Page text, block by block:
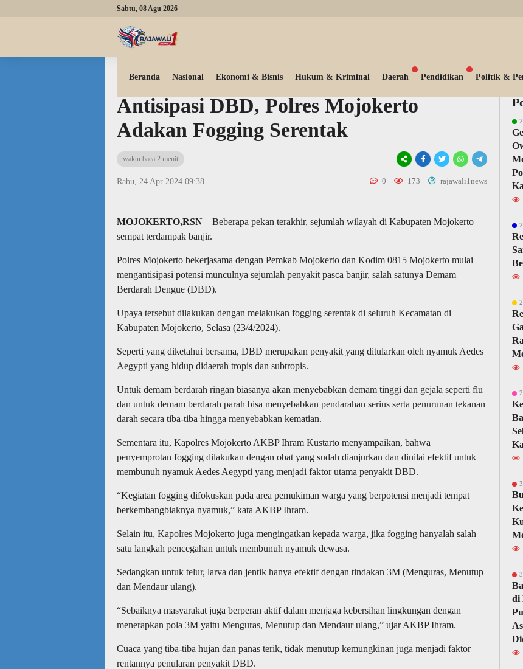
Sabtu, 08 Agu 2026
Beranda Nasional Ekonomi & Bisnis Hukum & Kriminal Daerah Pendidikan Politik &
Antisipasi DBD, Polres Mojokerto
Adakan Fogging Serentak
waktu baca 2 menit
Rabu, 24 Apr 2024 09:38 0 173 rajawali1news
MOJOKERTO,RSN – Beberapa pekan terakhir, sejumlah wilayah di Kabupaten Mojokerto
sempat terdampak banjir.
Polres Mojokerto bekerjasama dengan Pemkab Mojokerto dan Kodim 0815 Mojokerto mulai
mengantisipasi potensi munculnya sejumlah penyakit pasca banjir, salah satunya Demam
Berdarah Dengue (DBD).
Upaya tersebut dilakukan dengan melakukan fogging serentak di seluruh Kecamatan di
Kabupaten Mojokerto, Selasa (23/4/2024).
Seperti yang diketahui bersama, DBD merupakan penyakit yang ditularkan oleh nyamuk Aedes
Aegypti yang hidup didaerah tropis dan subtropis.
Untuk demam berdarah ringan biasanya akan menyebabkan demam tinggi dan gejala seperti flu
dan untuk demam berdarah parah bisa menyebabkan pendarahan serius serta penurunan tekanan
darah secara tiba-tiba hingga menyebabkan kematian.
Sementara itu, Kapolres Mojokerto AKBP Ihram Kustarto menyampaikan, bahwa
penyemprotan fogging dilakukan dengan obat yang sudah dianjurkan dan dinilai efektif untuk
membunuh nyamuk Aedes Aegypti yang menjadi faktor utama penyakit DBD.
“Kegiatan fogging difokuskan pada area pemukiman warga yang berpotensi menjadi tempat
berkembangbiaknya nyamuk,” kata AKBP Ihram.
Selain itu, Kapolres Mojokerto juga mengingatkan kepada warga, jika fogging hanyalah salah
satu langkah pencegahan untuk membunuh nyamuk dewasa.
Sedangkan untuk telur, larva dan jentik hanya efektif dengan tindakan 3M (Menguras, Menutup
dan Mendaur ulang).
“Sebaiknya masyarakat juga berperan aktif dalam menjaga kebersihan lingkungan dengan
menerapkan pola 3M yaitu Menguras, Menutup dan Mendaur ulang,” ujar AKBP Ihram.
Cuaca yang tiba-tiba hujan dan panas terik, tidak menutup kemungkinan juga menjadi faktor
rentannya penularan penyakit DBD.
di